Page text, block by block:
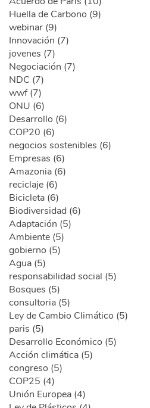
Huella de Carbono (9)
webinar (9)
Innovación (7)
jovenes (7)
Negociación (7)
NDC (7)
wwf (7)
ONU (6)
Desarrollo (6)
COP20 (6)
negocios sostenibles (6)
Empresas (6)
Amazonia (6)
reciclaje (6)
Bicicleta (6)
Biodiversidad (6)
Adaptación (5)
Ambiente (5)
gobierno (5)
Agua (5)
responsabilidad social (5)
Bosques (5)
consultoria (5)
Ley de Cambio Climático (5)
paris (5)
Desarrollo Económico (5)
Acción climática (5)
congreso (5)
COP25 (4)
Unión Europea (4)